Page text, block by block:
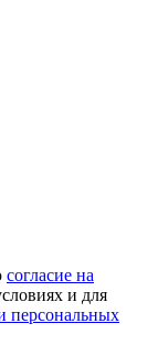
согласие на
и для
персональных